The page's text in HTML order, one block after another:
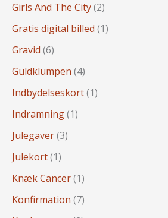
Girls And The City(2)
Gratis digital billed (1)
Gravid (6)
Guldklumpen (4)
Indbydelseskort(1)
Indramning(1)
Julegaver(3)
Julekort(1)
Knæk Cancer(1)
Konfirmation (7)